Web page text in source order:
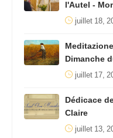
l'Autel -
juillet 18,
Dimanche
juillet 17,
Dédicace
Claire
juillet 13,